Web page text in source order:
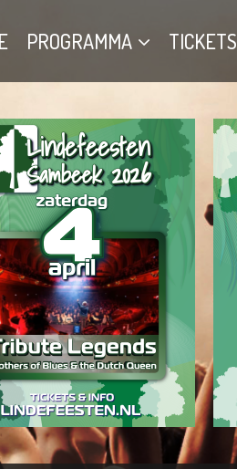
PROGRAMMA TICKETS
HIER VOOR
MEER INFO